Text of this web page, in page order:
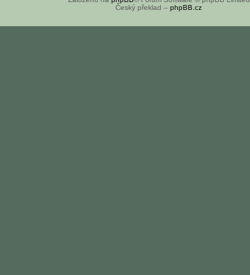
Český překlad – phpBB.cz